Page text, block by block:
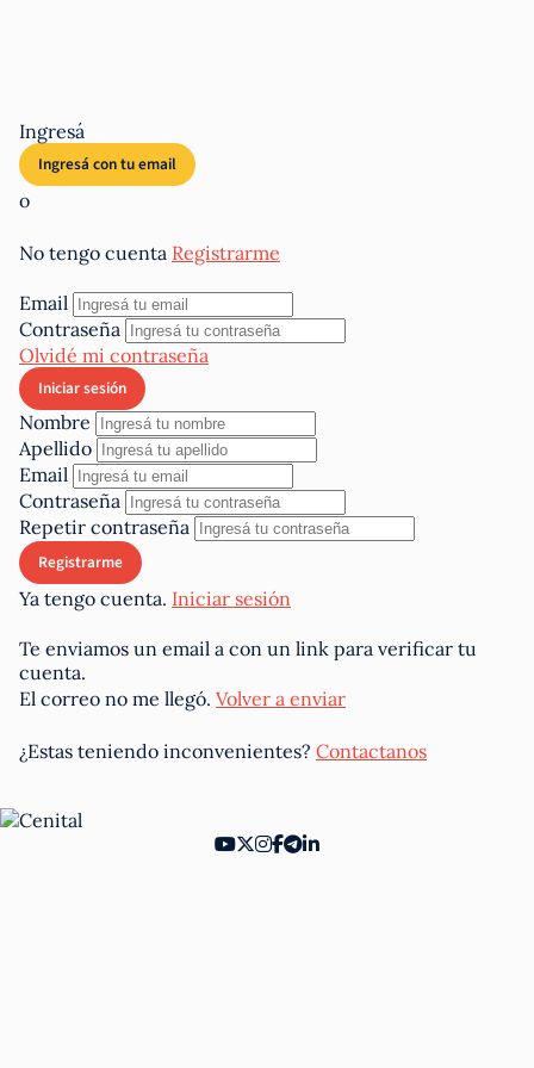
Ingresá
o
No tengo cuenta Registrarme
Email
Contraseña
Olvidé mi contraseña
Nombre
Apellido
Email
Contraseña
Repetir contraseña
Ya tengo cuenta. Iniciar sesión
Te enviamos un email a con un link para verificar tu
cuenta.
El correo no me llegó. Volver a enviar
¿Estas teniendo inconvenientes? Contactanos